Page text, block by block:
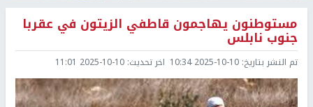
مستوطنون يهاجمون قاطفي الزيتون في عقربا
جنوب نابلس
تم النشر بتاريخ: 2025-10-10 10:34 اخر تحديث: 2025-10-10 11:01